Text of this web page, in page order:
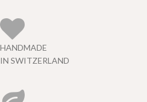
HANDMADE
IN SWITZERLAND